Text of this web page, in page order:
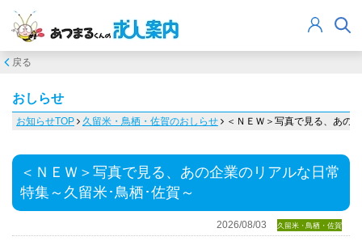
戻る
おしらせ
お知らせTOP 久留米・鳥栖・佐賀のおしらせ ＜ＮＥＷ＞写真で見る、あの
＜ＮＥＷ＞写真で見る、あの企業のリアルな日常
特集～久留米･鳥栖･佐賀～
2026/08/03 久留米・鳥栖・佐賀